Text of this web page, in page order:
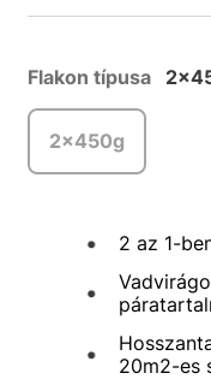
Flakon típusa
2x450g
2 az 1-
20m2-es